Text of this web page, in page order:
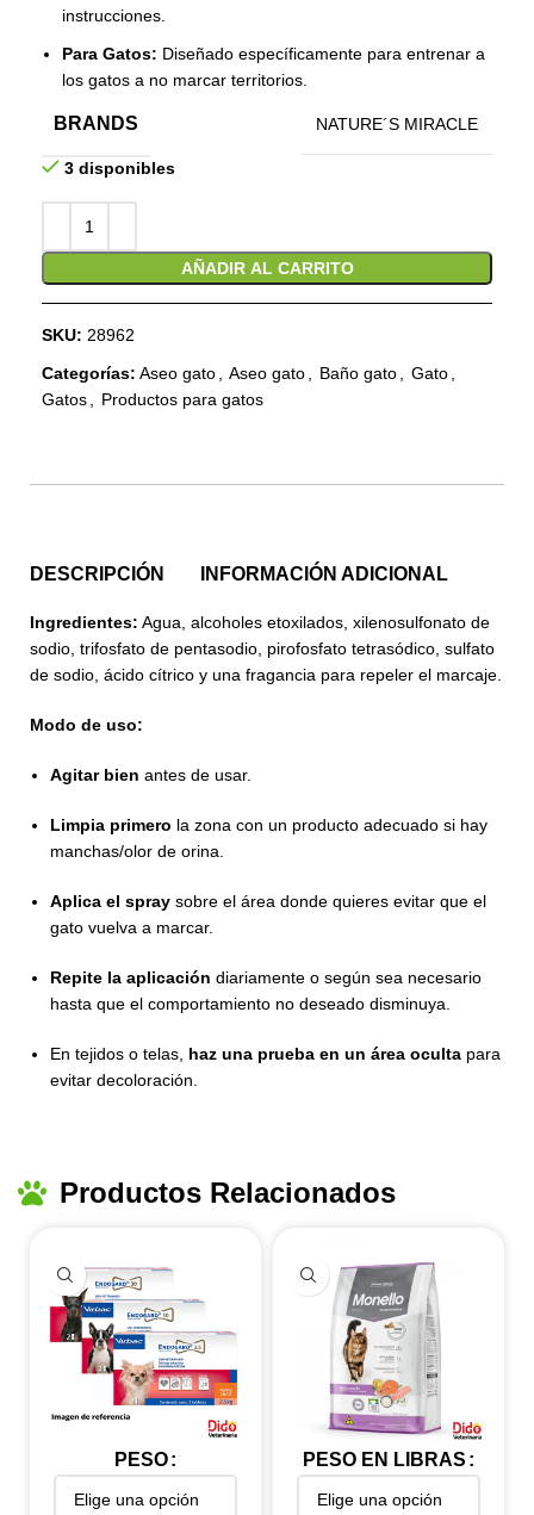
instrucciones.
Para Gatos: Diseñado específicamente para entrenar a
los gatos a no marcar territorios.
BRANDS NATURE´S MIRACLE
3 disponibles
AÑADIR AL CARRITO
SKU: 28962
Categorías: Aseo gato Aseo gato Baño gato Gato
Gatos
Productos para gatos
DESCRIPCIÓN INFORMACIÓN ADICIONAL
Ingredientes: Agua, alcoholes etoxilados, xilenosulfonato de
sodio, trifosfato de pentasodio, pirofosfato tetrasódico, sulfato
de sodio, ácido cítrico y una fragancia para repeler el marcaje.
Modo de uso:
Agitar bien antes de usar.
Limpia primero la zona con un producto adecuado si hay
manchas/olor de orina.
Aplica el spray sobre el área donde quieres evitar que el
gato vuelva a marcar.
Repite la aplicación diariamente o según sea necesario
hasta que el comportamiento no deseado disminuya.
En tejidos o telas, haz una prueba en un área oculta para
evitar decoloración.
Productos Relacionados
PESO PESO EN LIBRAS